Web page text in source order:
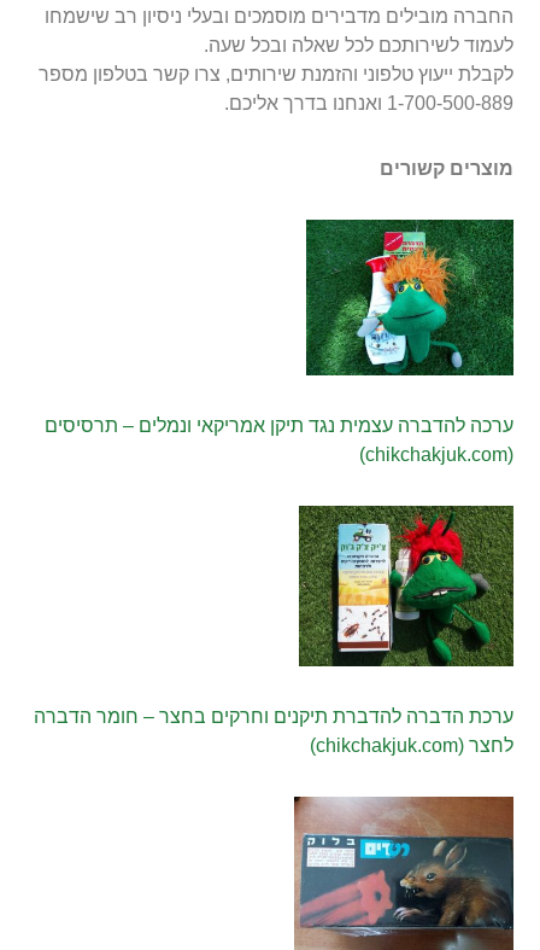
החברה מובילים מדבירים מוסמכים ובעלי ניסיון רב שישמחו
לעמוד לשירותכם לכל שאלה ובכל שעה.
לקבלת ייעוץ טלפוני והזמנת שירותים, צרו קשר בטלפון מספר
1-700-500-889 ואנחנו בדרך אליכם.
מוצרים קשורים
ערכה להדברה עצמית נגד תיקן אמריקאי ונמלים – תרסיסים
(chikchakjuk.com)
ערכת הדברה להדברת תיקנים וחרקים בחצר – חומר הדברה
לחצר (chikchakjuk.com)